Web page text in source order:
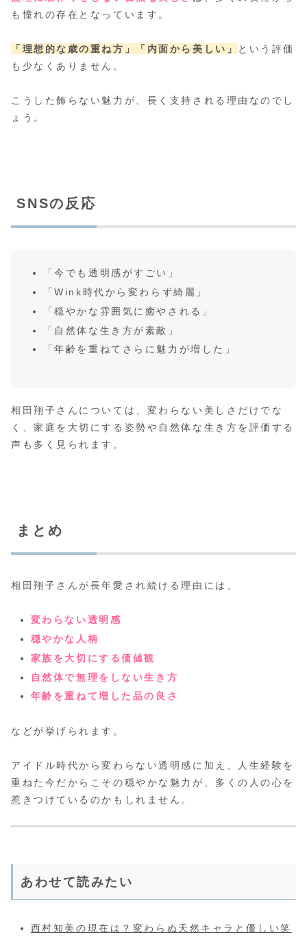
も憧れの存在となっています。
「理想的な歳の重ね方」 「内面から美しい」
という評価
も少なくありません。
こうした飾らない魅力が、長く支持される理由なのでし
ょう。
SNSの反応
「今でも透明感がすごい」
「Wink時代から変わらず綺麗」
「穏やかな雰囲気に癒やされる」
「自然体な生き方が素敵」
「年齢を重ねてさらに魅力が増した」
相田翔子さんについては、変わらない美しさだけでな
く、家庭を大切にする姿勢や自然体な生き方を評価する
声も多く見られます。
まとめ
相田翔子さんが長年愛され続ける理由には、
変わらない透明感
穏やかな人柄
家族を大切にする価値観
自然体で無理をしない生き方
年齢を重ねて増した品の良さ
などが挙げられます。
アイドル時代から変わらない透明感に加え、人生経験を
重ねた今だからこその穏やかな魅力が、多くの人の心を
惹きつけているのかもしれません。
あわせて読みたい
西村知美の現在は？変わらぬ天然キャラと優しい笑